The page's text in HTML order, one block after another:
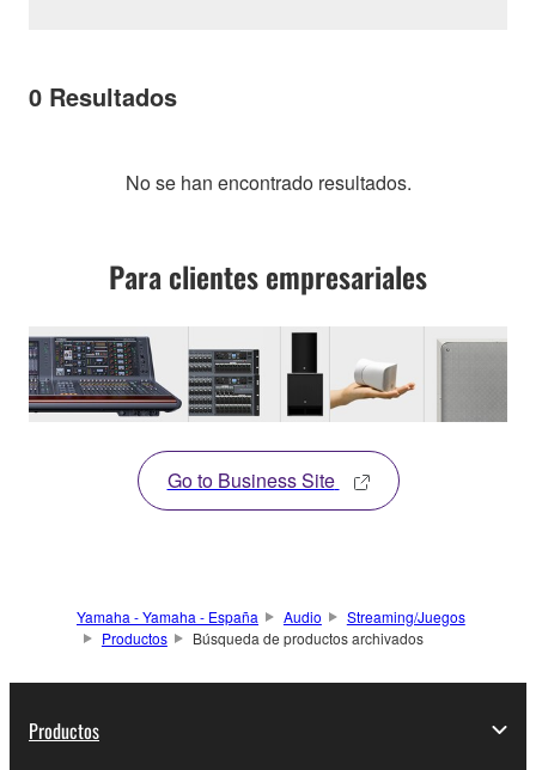
0 Resultados
No se han encontrado resultados.
Para clientes empresariales
Go to Business Site
Yamaha - Yamaha - España Audio
Streaming/Juegos
Productos
Búsqueda de productos archivados
Productos